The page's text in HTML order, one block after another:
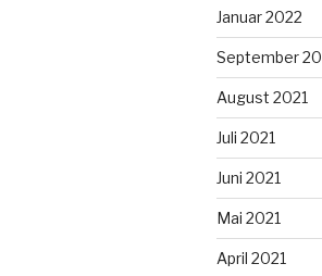
Januar 2022
September
August 2021
Juli 2021
Juni 2021
Mai 2021
April 2021